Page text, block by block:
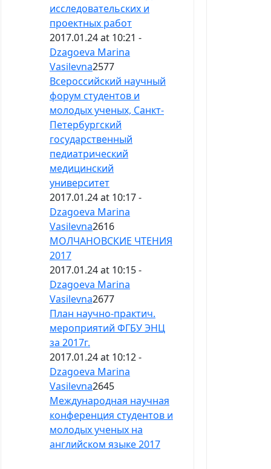
исследовательских и
проектных работ
2017.01.24 at 10:21 -
Dzagoeva Marina
Vasilevna2577
Всероссийский научный
форум студентов и
молодых ученых, Санкт-
Петербургский
государственный
педиатрический
медицинский
университет
2017.01.24 at 10:17 -
Dzagoeva Marina
Vasilevna2616
МОЛЧАНОВСКИЕ ЧТЕНИЯ
2017
2017.01.24 at 10:15 -
Dzagoeva Marina
Vasilevna2677
План научно-практич.
мероприятий ФГБУ ЭНЦ
за 2017г.
2017.01.24 at 10:12 -
Dzagoeva Marina
Vasilevna2645
Международная научная
конференция студентов и
молодых ученых на
английском языке 2017